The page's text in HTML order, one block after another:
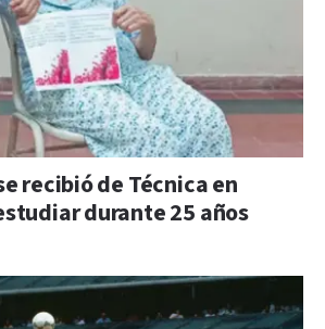
recibió de Técnica en
durante 25 años